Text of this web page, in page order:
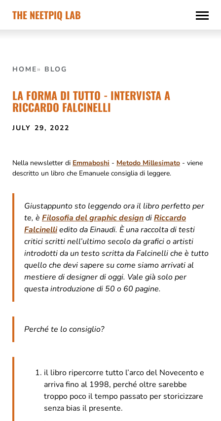
Skip
to
content
THE NEETPIQ LAB
HOME BLOG
LA FORMA DI TUTTO - INTERVISTA A
RICCARDO FALCINELLI
JULY 29, 2022
Nella newsletter di Emmaboshi - Metodo Millesimato - viene
descritto un libro che Emanuele consiglia di leggere.
Giustappunto sto leggendo ora il libro perfetto per
te, è Filosofia del graphic designdiRiccardo
Falcinelliedito da Einaudi. È una raccolta di testi
critici scritti nell’ultimo secolo da grafici o artisti
introdotti da un testo scritta da Falcinelli che è tutto
quello che devi sapere su come siamo arrivati al
mestiere di designer di oggi. Vale già solo per
questa introduzione di 50 o 60 pagine.
Perché te lo consiglio?
il libro ripercorre tutto l’arco del Novecento e
arriva fino al 1998, perché oltre sarebbe
troppo poco il tempo passato per storicizzare
senza bias il presente.